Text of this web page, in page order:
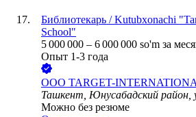
Библиотекарь / Kutubxonachi
School"
5 000 000 – 6 000 000 so'm за
Опыт 1-3 года
ООО TARGET-
Ташкент, Юнусабадский район,
Можно без резюме